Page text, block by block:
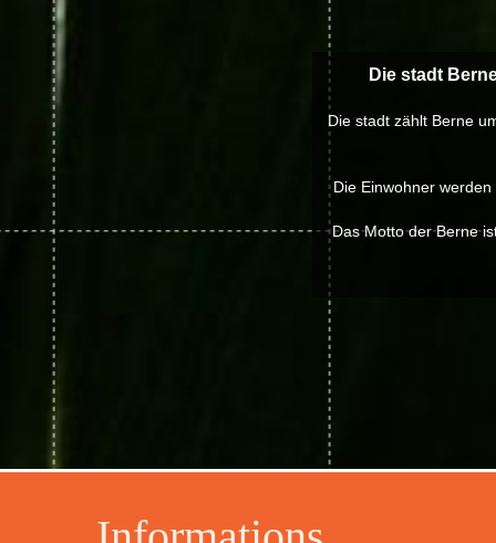
Die stadt
Die stadt zählt Berne
Die Einwohner
Das Motto der Berne